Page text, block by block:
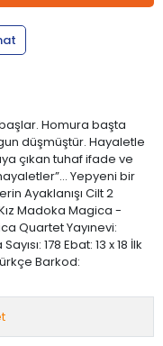
Homura başta
düşmüştür. Hayaletle
çıkan tuhaf ifade ve
Yepyeni bir
Ayaklanışı Cilt 2
Madoka Magica -
Quartet Yayınevi:
178 Ebat: 13 x 18 İlk
Barkod: